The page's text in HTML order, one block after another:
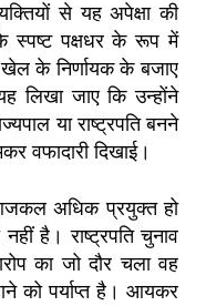
से यह अपेक्षा की
स्पष्ट पक्षधर के रूप में
के निर्णायक के बजाए
लिखा जाए कि उन्होंने
या राष्ट्रपति बनने
वफादारी दिखाई।
अधिक प्रयुक्त हो
है। राष्ट्रपति चुनाव
का जो दौर चला वह
को पर्याप्त है। आयकर